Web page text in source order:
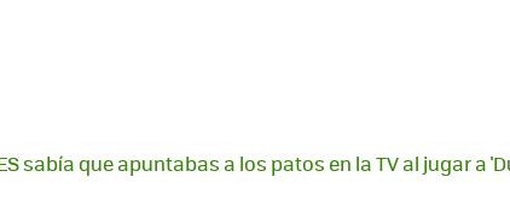
sabía que apuntabas a los patos en la TV al jugar a